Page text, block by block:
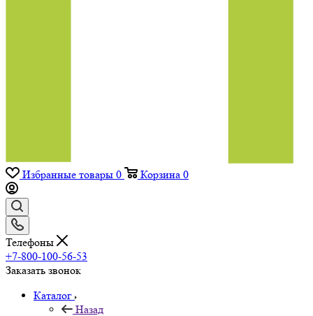
Избранные товары 0 Корзина 0
Телефоны
+7-800-100-56-53
Заказать звонок
Каталог
Назад